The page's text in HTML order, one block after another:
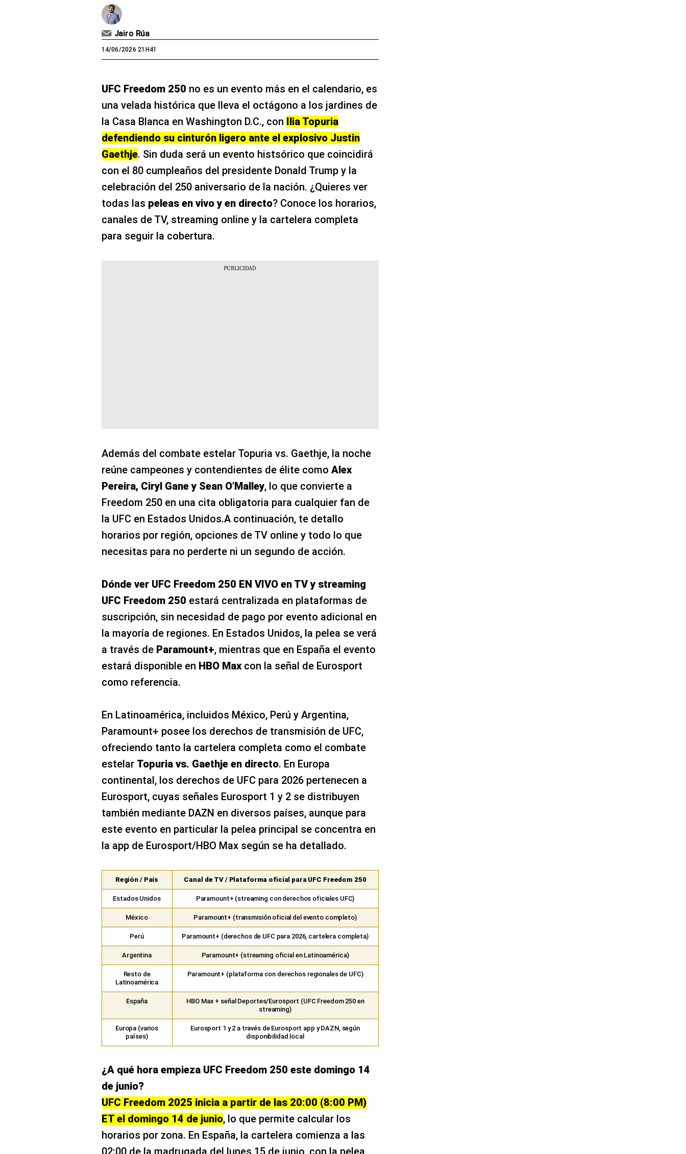
Jairo Rúa
14/06/2026 21H41
UFC Freedom 250 no es un evento más en el calendario, es
una velada histórica que lleva el octágono a los jardines de
la Casa Blanca en Washington D.C., con Ilia Topuria
defendiendo su cinturón ligero ante el explosivo Justin
Gaethje. Sin duda será un evento histsórico que coincidirá
con el 80 cumpleaños del presidente Donald Trump y la
celebración del 250 aniversario de la nación. ¿Quieres ver
todas las peleas en vivo y en directo? Conoce los horarios,
canales de TV, streaming online y la cartelera completa
para seguir la cobertura.
Además del combate estelar Topuria vs. Gaethje, la noche
reúne campeones y contendientes de élite como Alex
Pereira, Ciryl Gane y Sean O’Malley, lo que convierte a
Freedom 250 en una cita obligatoria para cualquier fan de
la UFC en Estados Unidos.A continuación, te detallo
horarios por región, opciones de TV online y todo lo que
necesitas para no perderte ni un segundo de acción.
Dónde ver UFC Freedom 250 EN VIVO en TV y streaming
UFC Freedom 250 estará centralizada en plataformas de
suscripción, sin necesidad de pago por evento adicional en
la mayoría de regiones. En Estados Unidos, la pelea se verá
a través deParamount+, mientras que en España el evento
estará disponible en HBO Maxcon la señal de Eurosport
como referencia.
En Latinoamérica, incluidos México, Perú y Argentina,
Paramount+ posee los derechos de transmisión de UFC,
ofreciendo tanto la cartelera completa como el combate
estelar Topuria vs. Gaethje en directo. En Europa
continental, los derechos de UFC para 2026 pertenecen a
Eurosport, cuyas señales Eurosport 1 y 2 se distribuyen
también mediante DAZN en diversos países, aunque para
este evento en particular la pelea principal se concentra en
la app de Eurosport/HBO Max según se ha detallado.
Región / País Canal de TV / Plataforma oficial para UFC Freedom 250
Estados Unidos Paramount+ (streaming con derechos oficiales UFC)
México Paramount+ (transmisión oficial del evento completo)
Perú Paramount+ (derechos de UFC para 2026, cartelera completa)
Argentina Paramount+ (streaming oficial en Latinoamérica)
Resto de
Latinoamérica
Paramount+ (plataforma con derechos regionales de UFC)
España
HBO Max + señal Deportes/Eurosport (UFC Freedom 250 en
streaming)
Europa (varios
países)
Eurosport 1 y 2 a través de Eurosport app y DAZN, según
disponibilidad local
¿A qué hora empieza UFC Freedom 250 este domingo 14
de junio?
UFC Freedom 2025 inicia a partir de las 20:00 (8:00 PM)
ET el domingo 14 de junio, lo que permite calcular los
horarios por zona. En España, la cartelera comienza a las
02:00 de la madrugada del lunes 15 de junio, con la pelea